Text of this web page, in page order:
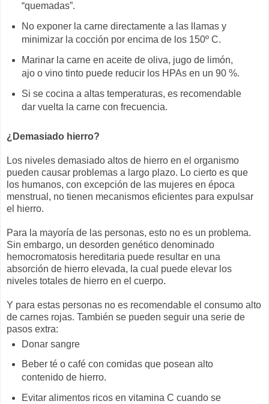
“quemadas”.
No exponer la carne directamente a las llamas y
minimizar la cocción por encima de los 150º C.
Marinar la carne en aceite de oliva, jugo de limón,
ajo o vino tinto puede reducir los HPAs en un 90 %.
Si se cocina a altas temperaturas, es recomendable
dar vuelta la carne con frecuencia.
¿Demasiado hierro?
Los niveles demasiado altos de hierro en el organismo
pueden causar problemas a largo plazo. Lo cierto es que
los humanos, con excepción de las mujeres en época
menstrual, no tienen mecanismos eficientes para expulsar
el hierro.
Para la mayoría de las personas, esto no es un problema.
Sin embargo, un desorden genético denominado
hemocromatosis hereditaria puede resultar en una
absorción de hierro elevada, la cual puede elevar los
niveles totales de hierro en el cuerpo.
Y para estas personas no es recomendable el consumo alto
de carnes rojas. También se pueden seguir una serie de
pasos extra:
Donar sangre
Beber té o café con comidas que posean alto
contenido de hierro.
Evitar alimentos ricos en vitamina C cuando se